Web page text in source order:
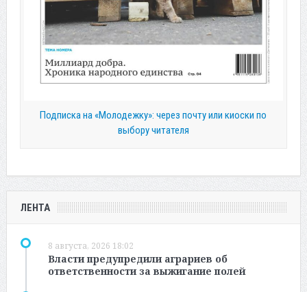
Подписка на «Молодежку»: через почту или киоски по
выбору читателя
ЛЕНТА
8 августа, 2026 18:02
Власти предупредили аграриев об
ответственности за выжигание полей